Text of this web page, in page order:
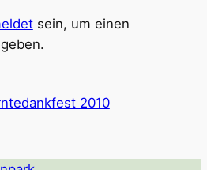
sein, um einen
2010